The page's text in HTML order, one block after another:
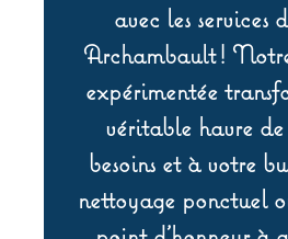
avec les services
Archambault !
expérimentée
véritable havre
besoins et à votre
nettoyage ponctuel